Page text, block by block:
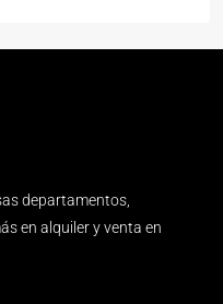
departamentos,
en alquiler y venta en